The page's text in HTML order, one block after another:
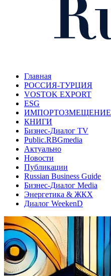
Главная
РОССИЯ-ТУРЦИЯ
VOSTOK EXPORT
ESG
ИМПОРТОЗМЕЩЕНИЕ
КНИГИ
Бизнес-Диалог TV
Public.RBGmedia
Актуально
Новости
Публикации
Russian Business Guide
Бизнес-Диалог Media
Энергетика & ЖКХ
Диалог WeekenD